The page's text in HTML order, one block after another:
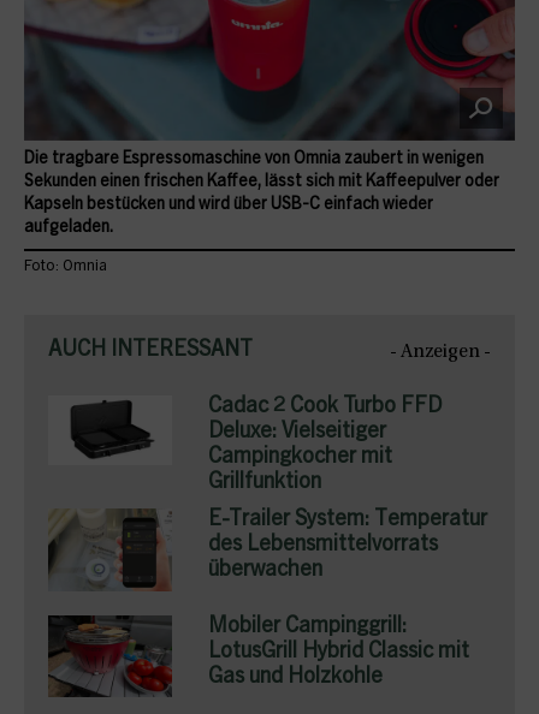
Die tragbare Espressomaschine von Omnia zaubert in wenigen
Sekunden einen frischen Kaffee, lässt sich mit Kaffeepulver oder
Kapseln bestücken und wird über USB-C einfach wieder
aufgeladen.
Foto: Omnia
AUCH INTERESSANT - Anzeigen -
Cadac 2 Cook Turbo FFD
Deluxe: Vielseitiger
Campingkocher mit
Grillfunktion
E-Trailer System: Temperatur
des Lebensmittelvorrats
überwachen
Mobiler Campinggrill:
LotusGrill Hybrid Classic mit
Gas und Holzkohle